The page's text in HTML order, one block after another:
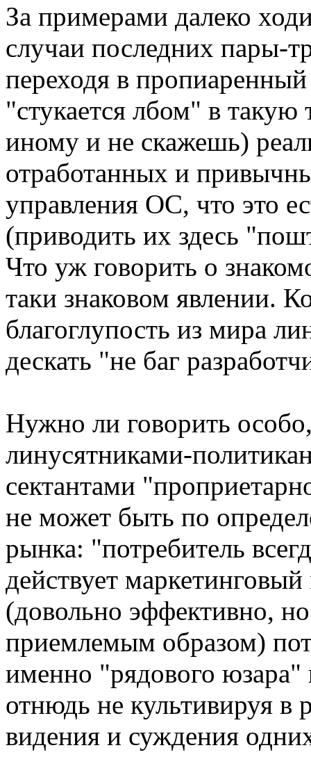
За примерами далеко
случаи последних пары-
переходя в
"стукается лбом" в
иному и не скажешь)
отработанных и
управления ОС, что это
(приводить их здесь
Что уж говорить о
таки знаковом явлении.
благоглупость из мира
дескать "не баг
Нужно ли говорить
линусятниками-
сектантами
не может быть по
рынка: "потребитель
действует
(довольно эффективно,
приемлемым образом)
именно "рядового юзара"
отнюдь не культивируя
видения и суждения